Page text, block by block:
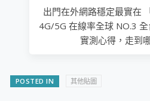
出門在外網路穩定最實在
4G/5G 在線率全球 NO.3
實測心得，走到
POSTED IN 其他貼圖